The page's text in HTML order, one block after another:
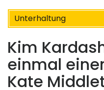
Unterhaltung
Kim
einmal
Kate